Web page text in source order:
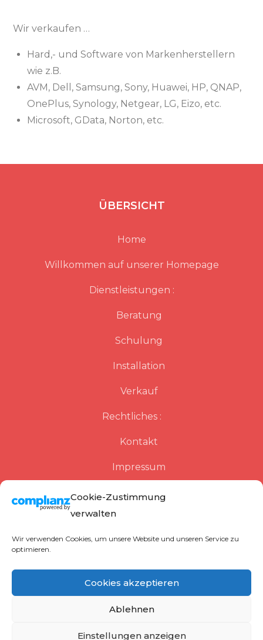
Cookie-Zustimmung
verwalten
Wir verwenden Cookies, um unsere Website und unseren Service zu
optimieren.
Cookies akzeptieren
Ablehnen
Einstellungen anzeigen
Wir verkaufen …
Hard,- und Software von Markenherstellern
wie z.B.
AVM, Dell, Samsung, Sony, Huawei, HP, QNAP,
OnePlus, Synology, Netgear, LG, Eizo, etc.
Microsoft, GData, Norton, etc.
ÜBERSICHT
Home
Willkommen auf unserer Homepage
Dienstleistungen :
Beratung
Schulung
Installation
Verkauf
Rechtliches :
Kontakt
Impressum
Datenschutzerklärung
Cookie-Richtlinie (EU)
Copyright © 2021 by Merkel EDV-